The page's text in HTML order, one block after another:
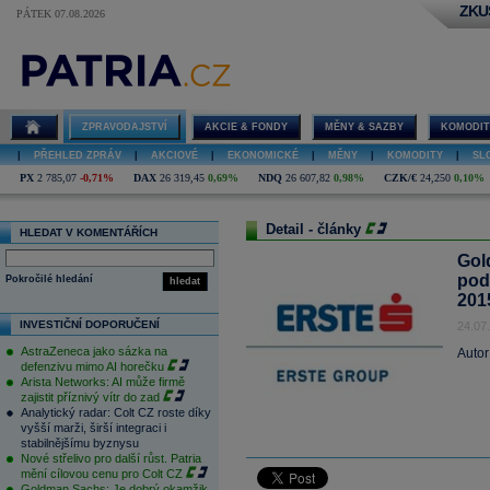
PÁTEK 07.08.2026
ZPRAVODAJSTVÍ AKCIE & FONDY MĚNY & SAZBY
PŘEHLED ZPRÁV AKCIOVÉ EKONOMICKÉ MĚNY KOMODITY
PX 2 785,07 -0,71% DAX 26 319,45 0,69% NDQ 26 607,82 0,98% CZK/€ 24,250 0,10%
HLEDAT V KOMENTÁŘÍCH
hledat
Pokročilé hledání
INVESTIČNÍ DOPORUČENÍ
AstraZeneca jako sázka na
defenzivu mimo AI horečku
Arista Networks: AI může firmě
zajistit příznivý vítr do zad
Analytický radar: Colt CZ roste díky
vyšší marži, širší integraci i
stabilnějšímu byznysu
Nové střelivo pro další růst. Patria
mění cílovou cenu pro Colt CZ
Detail - články